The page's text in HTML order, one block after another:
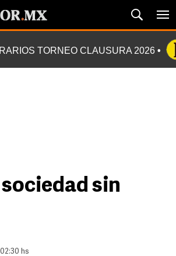
TORNEO CLAUSURA 2026
sin
hs